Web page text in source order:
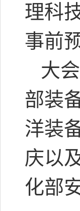
理科
事前
大
部装
洋装
庆以
化部